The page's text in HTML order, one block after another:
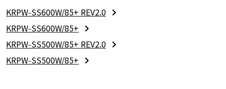
KRPW-SS600W/85+ REV2.0
KRPW-SS600W/85+
KRPW-SS500W/85+ REV2.0
KRPW-SS500W/85+